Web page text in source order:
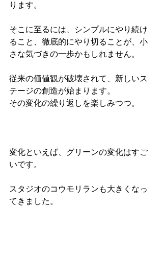
ります。
そこに至るには、シンプルにやり続け
ること、徹底的にやり切ることが、小
さな気づきの一歩かもしれません。
従来の価値観が破壊されて、新しいス
テージの創造が始まります。
その変化の繰り返しを楽しみつつ。
変化といえば、グリーンの変化はすご
いです。
スタジオのコウモリランも大きくなっ
てきました。